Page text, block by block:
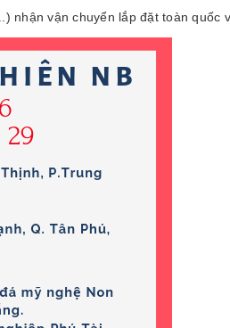
nhận vận chuyển lắp đặt toàn quốc